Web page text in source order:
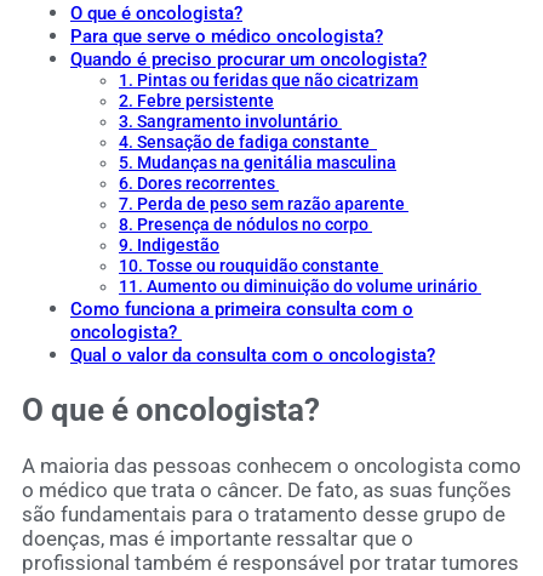
O que é oncologista?
Para que serve o médico oncologista?
Quando é preciso procurar um oncologista?
1. Pintas ou feridas que não cicatrizam
2. Febre persistente
3. Sangramento involuntário
4. Sensação de fadiga constante
5. Mudanças na genitália masculina
6. Dores recorrentes
7. Perda de peso sem razão aparente
8. Presença de nódulos no corpo
9. Indigestão
10. Tosse ou rouquidão constante
11. Aumento ou diminuição do volume urinário
Como funciona a primeira consulta com o
oncologista?
Qual o valor da consulta com o oncologista?
O que é oncologista?
A maioria das pessoas conhecem o oncologista como
o médico que trata o câncer. De fato, as suas funções
são fundamentais para o tratamento desse grupo de
doenças, mas é importante ressaltar que o
profissional também é responsável por tratar tumores